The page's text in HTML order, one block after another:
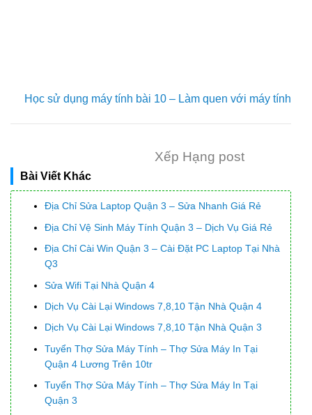
Học sử dụng máy tính bài 10 – Làm quen với máy tính
Xếp Hạng post
Bài Viết Khác
Địa Chỉ Sửa Laptop Quận 3 – Sửa Nhanh Giá Rẻ
Địa Chỉ Vệ Sinh Máy Tính Quận 3 – Dịch Vụ Giá Rẻ
Địa Chỉ Cài Win Quận 3 – Cài Đặt PC Laptop Tại Nhà
Q3
Sửa Wifi Tại Nhà Quận 4
Dịch Vụ Cài Lại Windows 7,8,10 Tận Nhà Quận 4
Dịch Vụ Cài Lại Windows 7,8,10 Tận Nhà Quận 3
Tuyển Thợ Sửa Máy Tính – Thợ Sửa Máy In Tại
Quận 4 Lương Trên 10tr
Tuyển Thợ Sửa Máy Tính – Thợ Sửa Máy In Tại
Quận 3